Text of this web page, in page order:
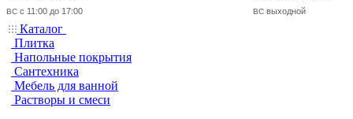
ВС с 11:00 до 17:00 ВС выходной
Каталог
Плитка
Напольные покрытия
Сантехника
Мебель для ванной
Растворы и смеси